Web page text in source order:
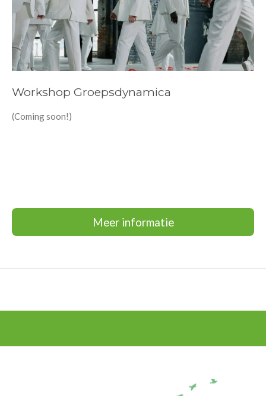
Workshop Groepsdynamica
(Coming soon!)
Meer informatie